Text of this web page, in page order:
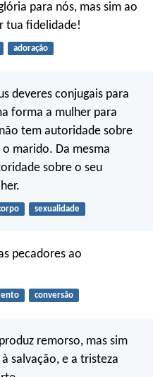
para nós, mas sim ao
tua fidelidade!
adoração
deveres conjugais para
forma a mulher para
tem autoridade sobre
marido. Da mesma
sobre o seu
sexualidade
pecadores ao
conversão
remorso, mas sim
salvação, e a tristeza